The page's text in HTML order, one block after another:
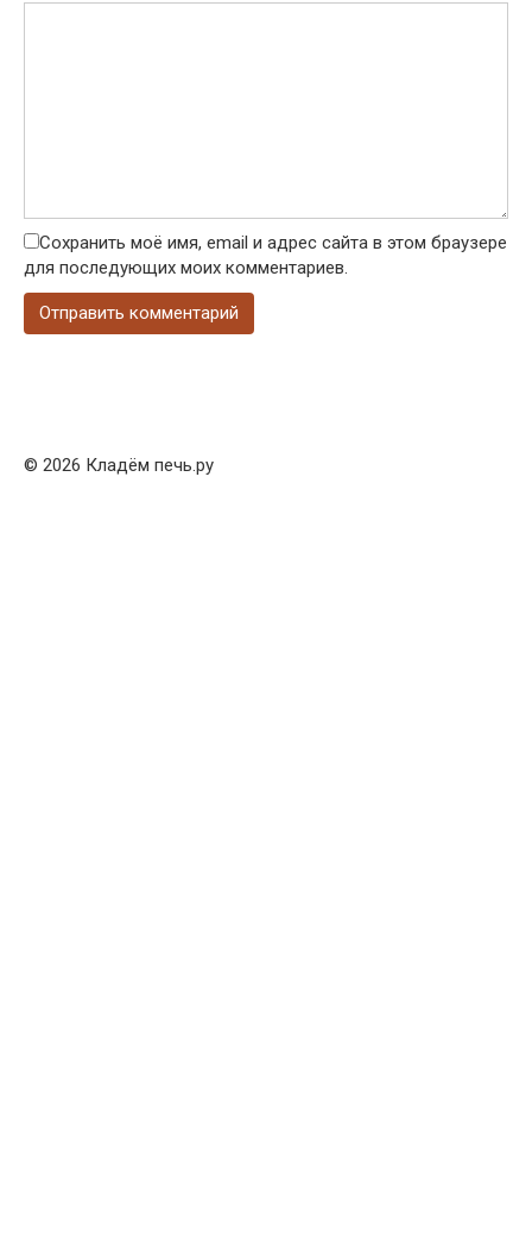
Сохранить моё имя, email и адрес сайта в этом браузере
для последующих моих комментариев.
© 2026 Кладём печь.ру